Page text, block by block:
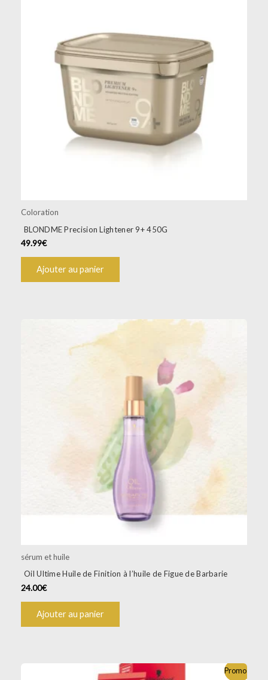
Coloration
BLONDME Precision Lightener 9+ 450G
49.99€
Ajouter au panier
sérum et huile
Oil Ultime Huile de Finition à l’huile de Figue de Barbarie
24.00€
Ajouter au panier
Promo !
Ce